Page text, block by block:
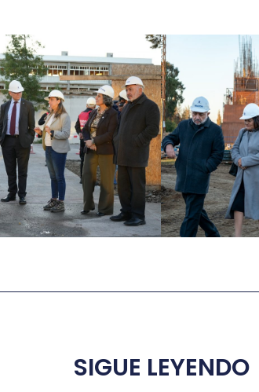
SIGUE LEYENDO